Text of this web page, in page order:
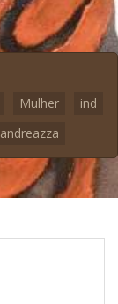
Mulher
ind
andreazza